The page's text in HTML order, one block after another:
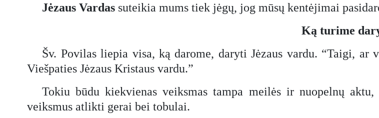
Jėzaus Vardas suteikia mums tiek jėgų, jog mūsų kentėjimai
Ką turime
Šv. Povilas liepia visa, ką darome, daryti Jėzaus vardu. “Taigi,
Viešpaties Jėzaus Kristaus vardu.”
Tokiu būdu kiekvienas veiksmas tampa meilės ir nuopelnų
veiksmus atlikti gerai bei tobulai.